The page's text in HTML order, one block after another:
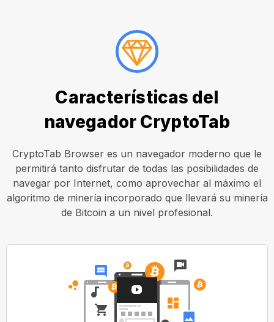
Características del
navegador CryptoTab
CryptoTab Browser es un navegador moderno que le
permitirá tanto disfrutar de todas las posibilidades de
navegar por Internet, como aprovechar al máximo el
algoritmo de minería incorporado que llevará su minería
de Bitcoin a un nivel profesional.